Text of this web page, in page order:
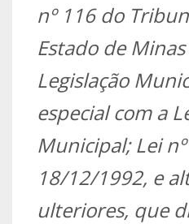
nº 116 do
Estado de
Legislação
especial com a
Municipal; Lei
18/12/1992, e
ulteriores, que